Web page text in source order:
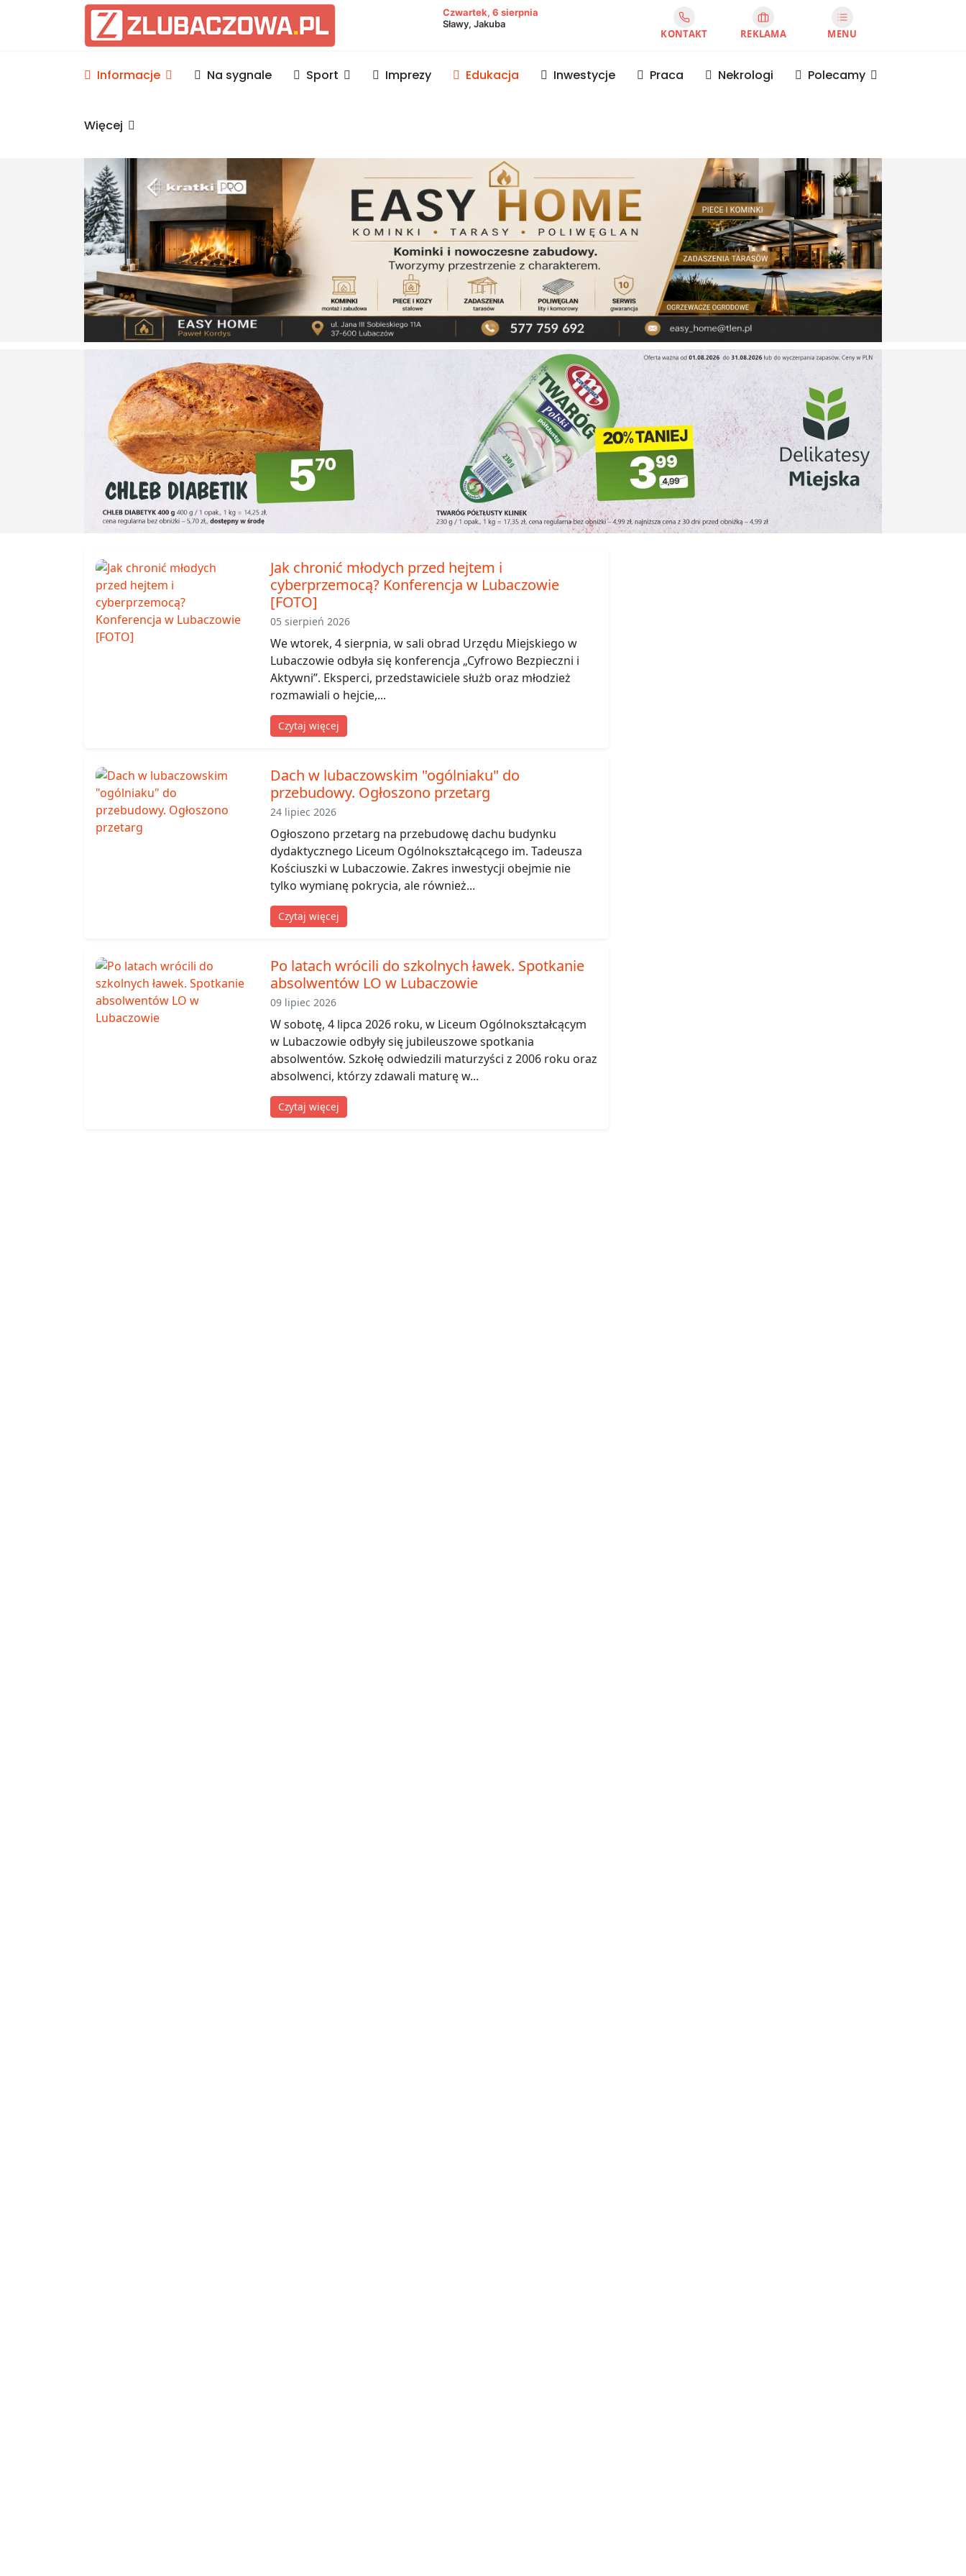
Informacje Lubaczów, powiat lubaczowski
Czwartek, 6 sierpnia
Sławy, Jakuba
KONTAKT REKLAMA MENU
Informacje Na sygnale Sport Imprezy Edukacja Inwestycje Praca Nekrologi Polecamy
Więcej
Jak chronić młodych przed hejtem i
cyberprzemocą? Konferencja w Lubaczowie
[FOTO]
05 sierpień 2026
We wtorek, 4 sierpnia, w sali obrad Urzędu Miejskiego w
Lubaczowie odbyła się konferencja „Cyfrowo Bezpieczni i
Aktywni”. Eksperci, przedstawiciele służb oraz młodzież
rozmawiali o hejcie,...
Czytaj więcej
Dach w lubaczowskim "ogólniaku" do
przebudowy. Ogłoszono przetarg
24 lipiec 2026
Ogłoszono przetarg na przebudowę dachu budynku
dydaktycznego Liceum Ogólnokształcącego im. Tadeusza
Kościuszki w Lubaczowie. Zakres inwestycji obejmie nie
tylko wymianę pokrycia, ale również...
Czytaj więcej
Po latach wrócili do szkolnych ławek. Spotkanie
absolwentów LO w Lubaczowie
09 lipiec 2026
W sobotę, 4 lipca 2026 roku, w Liceum Ogólnokształcącym
w Lubaczowie odbyły się jubileuszowe spotkania
absolwentów. Szkołę odwiedzili maturzyści z 2006 roku oraz
absolwenci, którzy zdawali maturę w...
Czytaj więcej